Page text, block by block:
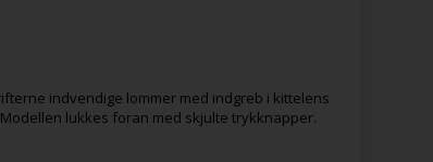
indvendige lommer med indgreb i kittelens
lukkes foran med skjulte trykknapper.